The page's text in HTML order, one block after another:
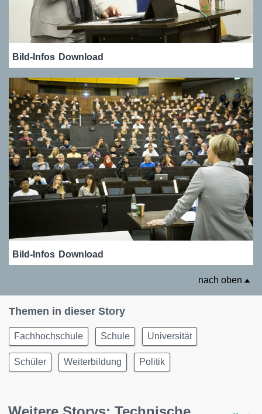
Bild-Infos Download
Bild-Infos Download
nach oben
Themen in dieser Story
Fachhochschule Schule Universität
Schüler Weiterbildung Politik